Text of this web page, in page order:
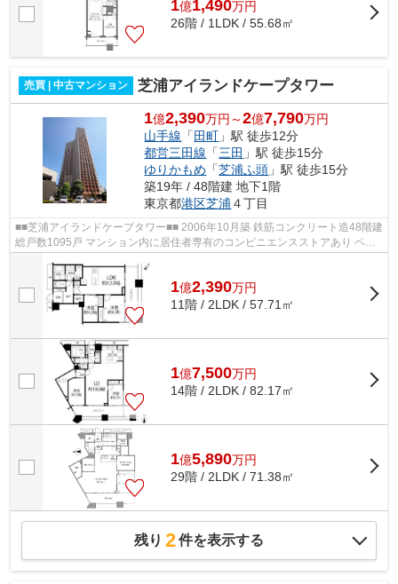
1億1,490万円
26階 / 1LDK / 55.68㎡
売買 | 中古マンション 芝浦アイランドケープタワー
1億2,390万円～2億7,790万円
山手線 「田町 」駅 徒歩12分
都営三田線 「三田 」駅 徒歩15分
ゆりかもめ 「芝浦ふ頭 」駅 徒歩15分
築19年 / 48階建 地下1階
東京都港区芝浦 ４丁目
■■芝浦アイランドケープタワー■■ 2006年10月築 鉄筋コンクリート造48階建
総戸数1095戸 マンション内に居住者専有のコンビニエンスストアあり ペッ
ト飼育可能 レンタサイクルあり 各...
1億2,390万円
11階 / 2LDK / 57.71㎡
1億7,500万円
14階 / 2LDK / 82.17㎡
1億5,890万円
29階 / 2LDK / 71.38㎡
残り 2件を表示する